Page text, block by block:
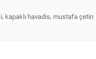
, kapaklı havadis, mustafa çetin